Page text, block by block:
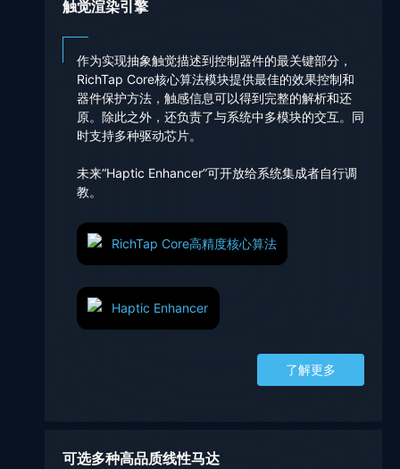
触觉渲染引擎
作为实现抽象触觉描述到控制器件的最关键部分，
RichTap Core核心算法模块提供最佳的效果控制和
器件保护方法，触感信息可以得到完整的解析和还
原。除此之外，还负责了与系统中多模块的交互。同
时支持多种驱动芯片。
未来“Haptic Enhancer”可开放给系统集成者自行调
教。
RichTap Core高精度核心算法
Haptic Enhancer
了解更多
可选多种高品质线性马达